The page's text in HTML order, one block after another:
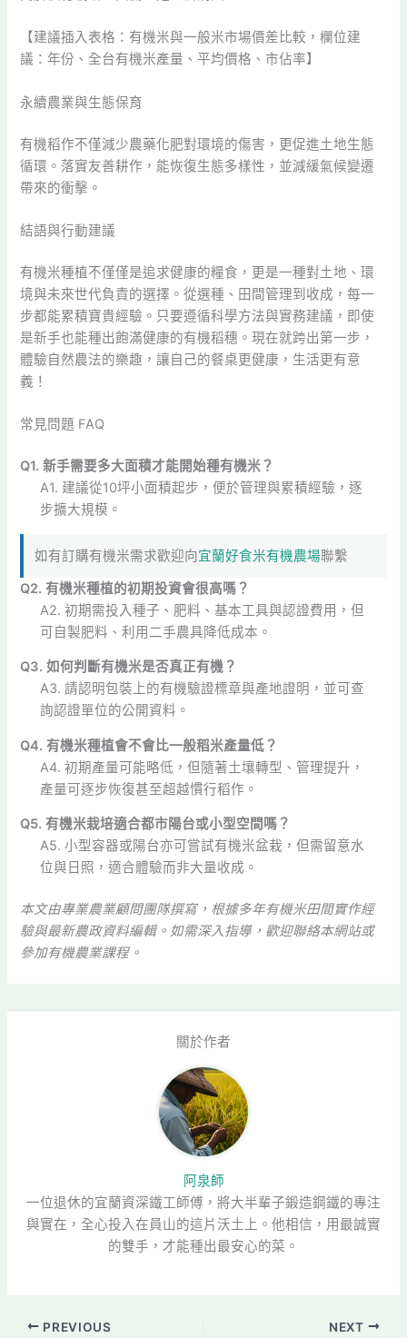
【建議插入表格：有機米與一般米市場價差比較，欄位建
議：年份、全台有機米產量、平均價格、市佔率】
永續農業與生態保育
有機稻作不僅減少農藥化肥對環境的傷害，更促進土地生態
循環。落實友善耕作，能恢復生態多樣性，並減緩氣候變遷
帶來的衝擊。
結語與行動建議
有機米種植不僅僅是追求健康的糧食，更是一種對土地、環
境與未來世代負責的選擇。從選種、田間管理到收成，每一
步都能累積寶貴經驗。只要遵循科學方法與實務建議，即使
是新手也能種出飽滿健康的有機稻穗。現在就跨出第一步，
體驗自然農法的樂趣，讓自己的餐桌更健康，生活更有意
義！
常見問題 FAQ
Q1. 新手需要多大面積才能開始種有機米？
A1. 建議從10坪小面積起步，便於管理與累積經驗，逐
步擴大規模。
如有訂購有機米需求歡迎向宜蘭好食米有機農場聯繫
Q2. 有機米種植的初期投資會很高嗎？
A2. 初期需投入種子、肥料、基本工具與認證費用，但
可自製肥料、利用二手農具降低成本。
Q3. 如何判斷有機米是否真正有機？
A3. 請認明包裝上的有機驗證標章與產地證明，並可查
詢認證單位的公開資料。
Q4. 有機米種植會不會比一般稻米產量低？
A4. 初期產量可能略低，但隨著土壤轉型、管理提升，
產量可逐步恢復甚至超越慣行稻作。
Q5. 有機米栽培適合都市陽台或小型空間嗎？
A5. 小型容器或陽台亦可嘗試有機米盆栽，但需留意水
位與日照，適合體驗而非大量收成。
本文由專業農業顧問團隊撰寫，根據多年有機米田間實作經
驗與最新農政資料編輯。如需深入指導，歡迎聯絡本網站或
參加有機農業課程。
關於作者
阿泉師
一位退休的宜蘭資深鐵工師傅，將大半輩子鍛造鋼鐵的專注
與實在，全心投入在員山的這片沃土上。他相信，用最誠實
的雙手，才能種出最安心的菜。
PREVIOUS NEXT